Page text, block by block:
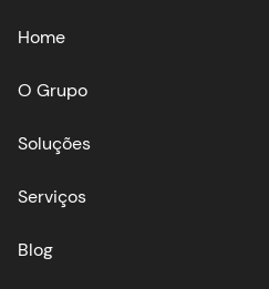
Home
O Grupo
Soluções
Serviços
Blog